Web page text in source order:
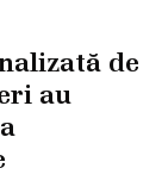
de
au